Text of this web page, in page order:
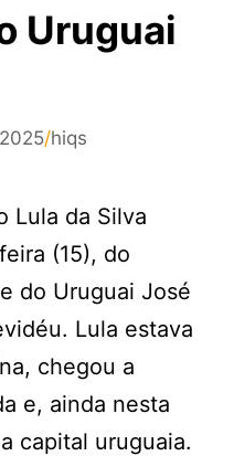
Uruguai
/hiqs
Lula da Silva
(15), do
do Uruguai José
Lula estava
chegou a
e, ainda nesta
capital uruguaia.